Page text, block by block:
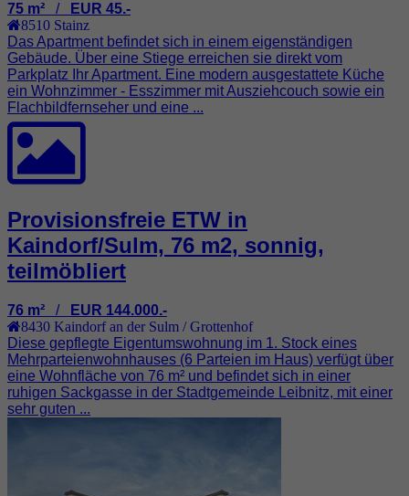
75 m² / EUR 45.-
8510 Stainz
Das Apartment befindet sich in einem eigenständigen
Gebäude. Über eine Stiege erreichen sie direkt vom
Parkplatz Ihr Apartment. Eine modern ausgestattete Küche
ein Wohnzimmer - Esszimmer mit Ausziehcouch sowie ein
Flachbildfernseher und eine ...
Provisionsfreie ETW in
Kaindorf/Sulm, 76 m2, sonnig,
teilmöbliert
76 m² / EUR 144.000.-
8430 Kaindorf an der Sulm / Grottenhof
Diese gepflegte Eigentumswohnung im 1. Stock eines
Mehrparteienwohnhauses (6 Parteien im Haus) verfügt über
eine Wohnfläche von 76 m² und befindet sich in einer
ruhigen Sackgasse in der Stadtgemeinde Leibnitz, mit einer
sehr guten ...